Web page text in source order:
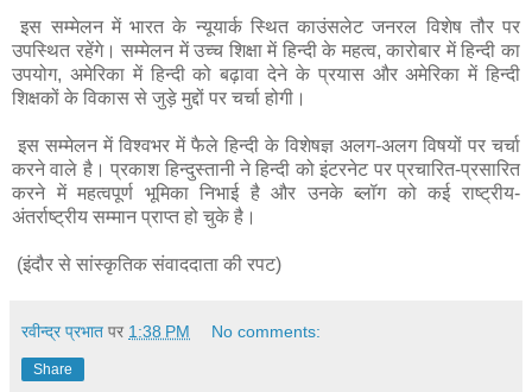
इस सम्मेलन में भारत के न्यूयार्क स्थित काउंसलेट जनरल विशेष तौर पर
उपस्थित रहेंगे। सम्मेलन में उच्च शिक्षा में हिन्दी के महत्व, कारोबार में हिन्दी का
उपयोग, अमेरिका में हिन्दी को बढ़ावा देने के प्रयास और अमेरिका में हिन्दी
शिक्षकों के विकास से जुड़े मुद्दों पर चर्चा होगी।
इस सम्मेलन में विश्वभर में फैले हिन्दी के विशेषज्ञ अलग-अलग विषयों पर चर्चा
करने वाले है। प्रकाश हिन्दुस्तानी ने हिन्दी को इंटरनेट पर प्रचारित-प्रसारित
करने में महत्वपूर्ण भूमिका निभाई है और उनके ब्लॉग को कई राष्ट्रीय-
अंतर्राष्ट्रीय सम्मान प्राप्त हो चुके है।
(इंदौर से सांस्कृतिक संवाददाता की रपट)
रवीन्द्र प्रभात पर 1:38 PM No comments:
Share